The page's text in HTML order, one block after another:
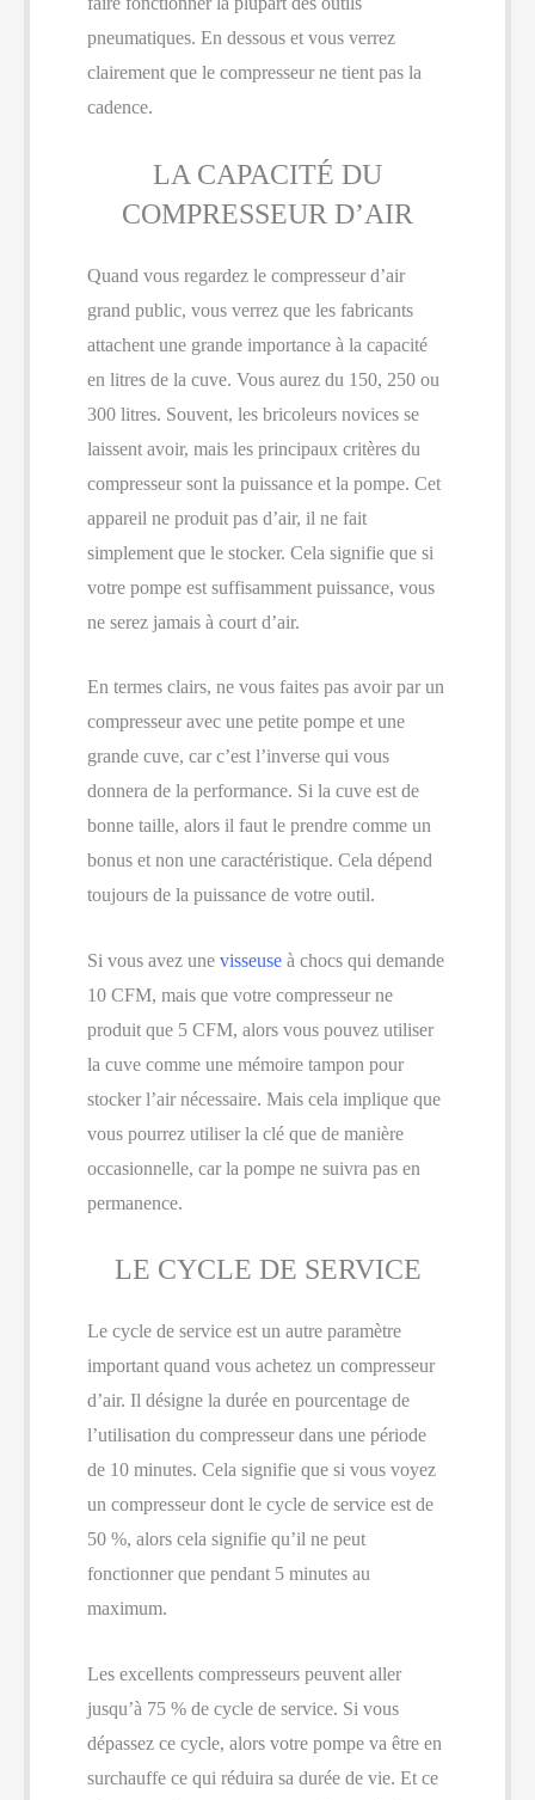
pneumatiques. En dessous et vous verrez
clairement que le compresseur ne tient pas la
cadence.
LA CAPACITÉ DU
COMPRESSEUR D’AIR
Quand vous regardez le compresseur d’air
grand public, vous verrez que les fabricants
attachent une grande importance à la capacité
en litres de la cuve. Vous aurez du 150, 250 ou
300 litres. Souvent, les bricoleurs novices se
laissent avoir, mais les principaux critères du
compresseur sont la puissance et la pompe. Cet
appareil ne produit pas d’air, il ne fait
simplement que le stocker. Cela signifie que si
votre pompe est suffisamment puissance, vous
ne serez jamais à court d’air.
En termes clairs, ne vous faites pas avoir par un
compresseur avec une petite pompe et une
grande cuve, car c’est l’inverse qui vous
donnera de la performance. Si la cuve est de
bonne taille, alors il faut le prendre comme un
bonus et non une caractéristique. Cela dépend
toujours de la puissance de votre outil.
Si vous avez une visseuse à chocs qui demande
10 CFM, mais que votre compresseur ne
produit que 5 CFM, alors vous pouvez utiliser
la cuve comme une mémoire tampon pour
stocker l’air nécessaire. Mais cela implique que
vous pourrez utiliser la clé que de manière
occasionnelle, car la pompe ne suivra pas en
permanence.
LE CYCLE DE SERVICE
Le cycle de service est un autre paramètre
important quand vous achetez un compresseur
d’air. Il désigne la durée en pourcentage de
l’utilisation du compresseur dans une période
de 10 minutes. Cela signifie que si vous voyez
un compresseur dont le cycle de service est de
50 %, alors cela signifie qu’il ne peut
fonctionner que pendant 5 minutes au
maximum.
Les excellents compresseurs peuvent aller
jusqu’à 75 % de cycle de service. Si vous
dépassez ce cycle, alors votre pompe va être en
surchauffe ce qui réduira sa durée de vie. Et ce